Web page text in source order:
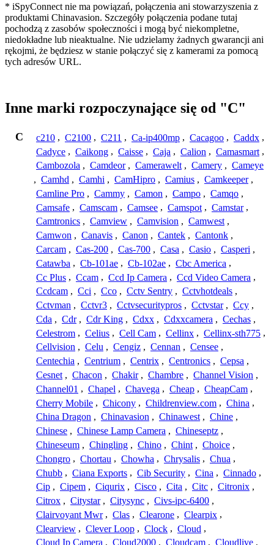
* iSpyConnect nie ma powiązań, połączenia ani stowarzyszenia z
produktami Chinavasion. Szczegóły połączenia podane tutaj
pochodzą z zasobów społeczności i mogą być niekompletne,
niedokładne lub nieaktualne. Nie udzielamy żadnych gwarancji ani
rękojmi, że będziesz w stanie połączyć się z kamerami za pomocą
tych adresów URL.
Inne marki rozpoczynające się od "C"
C c210 , C2100 , C211 , Ca-ip400mp , Cacagoo , Caddx ,
Cadyce , Caikong , Caisse , Caja , Calion , Camasmart ,
Cambozola , Camdeor , Camerawelt , Camery , Cameye
, Camhd , Camhi , CamHipro , Camius , Camkeeper ,
Camline Pro , Cammy , Camon , Campo , Camqo ,
Camsafe , Camscam , Camsee , Camspot , Camstar ,
Camtronics , Camview , Camvision , Camwest ,
Camwon , Canavis , Canon , Cantek , Cantonk ,
Carcam , Cas-200 , Cas-700 , Casa , Casio , Casperi ,
Catawba , Cb-101ae , Cb-102ae , Cbc America ,
Cc Plus , Ccam , Ccd Ip Camera , Ccd Video Camera ,
Ccdcam , Cci , Cco , Cctv Sentry , Cctvhotdeals ,
Cctvman , Cctvr3 , Cctvsecuritypros , Cctvstar , Ccy ,
Cda , Cdr , Cdr King , Cdxx , Cdxxcamera , Cechas ,
Celestrom , Celius , Cell Cam , Cellinx , Cellinx-sth775 ,
Cellvision , Celu , Cengiz , Cennan , Censee ,
Centechia , Centrium , Centrix , Centronics , Cepsa ,
Cesnet , Chacon , Chakir , Chambre , Channel Vision ,
Channel01 , Chapel , Chavega , Cheap , CheapCam ,
Cherry Mobile , Chicony , Childrenview.com , China ,
China Dragon , Chinavasion , Chinawest , Chine ,
Chinese , Chinese Lamp Camera , Chineseptz ,
Chineseum , Chingling , Chino , Chint , Choice ,
Chongro , Chortau , Chowha , Chrysalis , Chua ,
Chubb , Ciana Exports , Cib Security , Cina , Cinnado ,
Cip , Cipem , Ciqurix , Cisco , Cita , Citc , Citronix ,
Citrox , Citystar , Citysync , Civs-ipc-6400 ,
Clairvoyant Mwr , Clas , Clearone , Clearpix ,
Clearview , Clever Loop , Clock , Cloud ,
Cloud Ip Camera , Cloud2000 , Cloudcam , Cloudlive ,